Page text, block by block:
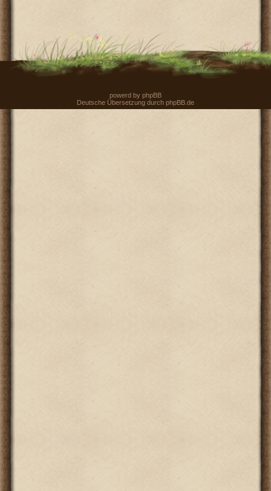
powerd by phpBB
Deutsche Übersetzung durch phpBB.de